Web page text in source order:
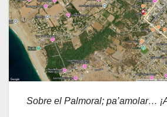
Sobre el Palmoral; pa’amolar…